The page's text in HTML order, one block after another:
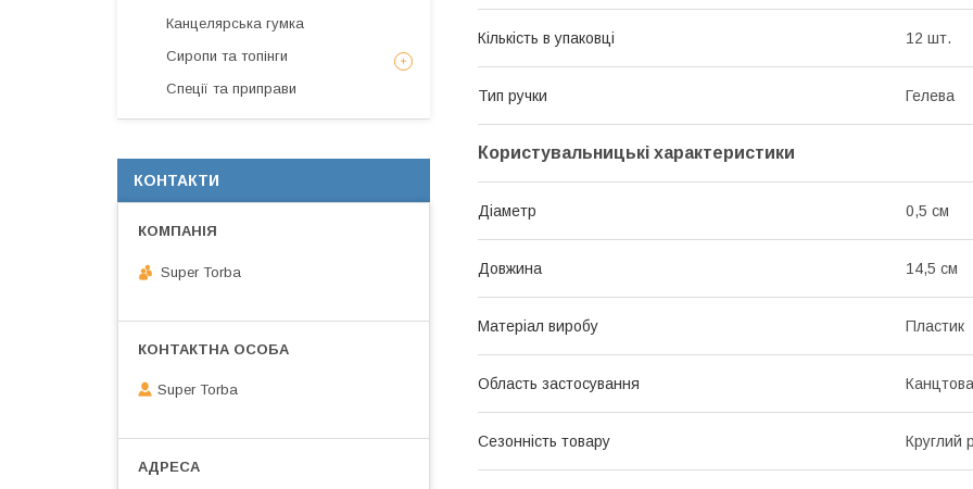
Кількість в упаковці 12 шт.
Тип ручки Гелева
Користувальницькі характеристики
Діаметр 0,5 см
Довжина 14,5 см
Матеріал виробу Пластик
Область застосування
Сезонність товару Круглий
Канцелярська гумка
Сиропи та топінги
Спеції та приправи
КОНТАКТИ
Super Torba
Super Torba